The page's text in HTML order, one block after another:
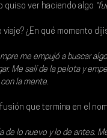
quiso ver haciendo algo
¿En qué momento
me empujó a buscar
Me salí de la pelota y
la mente.
que termina en el
de lo nuevo y lo de antes.